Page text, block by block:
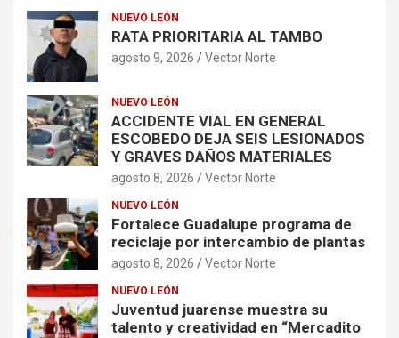
NUEVO LEÓN
RATA PRIORITARIA AL TAMBO
agosto 9, 2026 Vector Norte
NUEVO LEÓN
ACCIDENTE VIAL EN GENERAL
ESCOBEDO DEJA SEIS LESIONADOS
Y GRAVES DAÑOS MATERIALES
agosto 8, 2026 Vector Norte
NUEVO LEÓN
Fortalece Guadalupe programa de
reciclaje por intercambio de plantas
agosto 8, 2026 Vector Norte
NUEVO LEÓN
Juventud juarense muestra su
talento y creatividad en “Mercadito